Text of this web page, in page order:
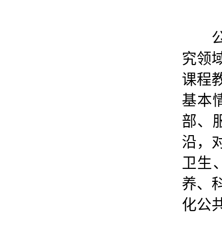
究领
课程
基本
部、
沿，
卫生
养、
化公